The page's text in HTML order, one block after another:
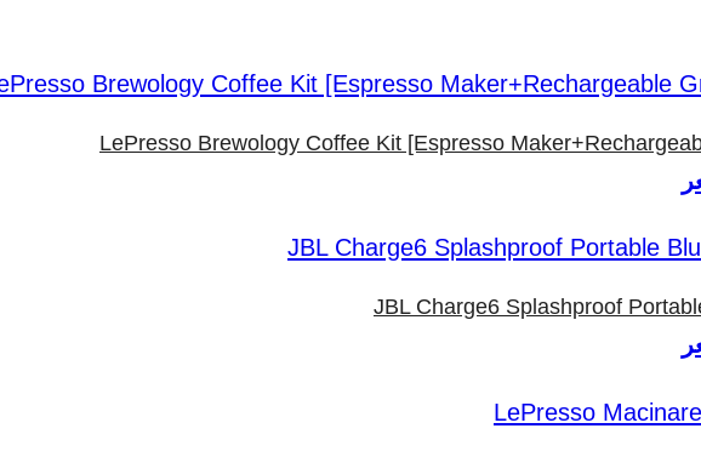
LePresso Brewology Coffee Kit [Espresso
JBL Charge6 Splashproof